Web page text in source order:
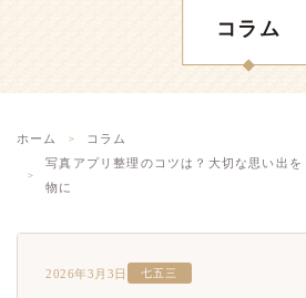
コラム
ホーム
コラム
写真アプリ整理のコツは？大切な思い出
物に
2026年3月3日 七五三